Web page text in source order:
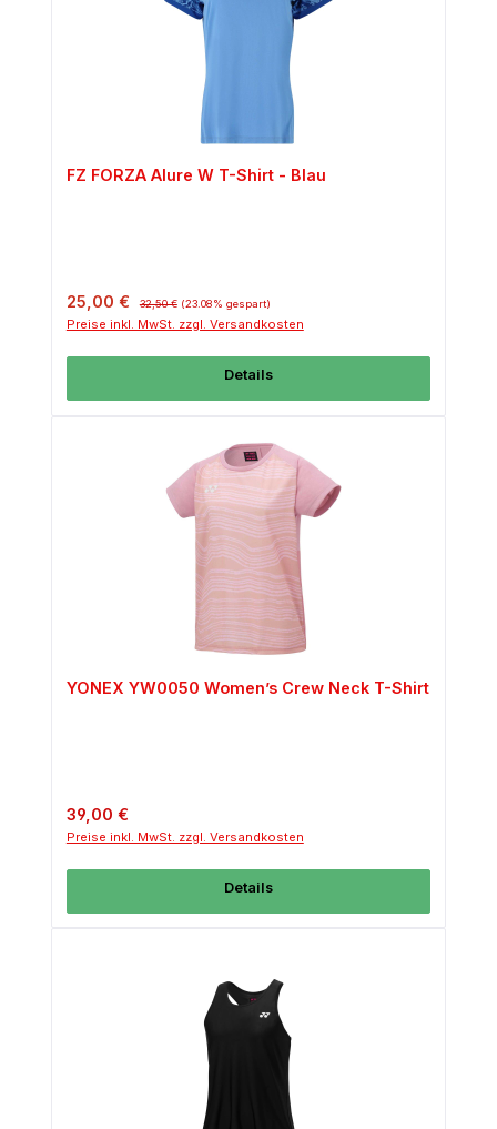
FZ FORZA Alure W T-Shirt - Blau
Verkaufspreis:
25,00 € 32,50 € (23.08% gespart)
Preise inkl. MwSt. zzgl. Versandkosten
Details
YONEX YW0050 Women’s Crew Neck T-Shirt
Regulärer Preis:
39,00 €
Preise inkl. MwSt. zzgl. Versandkosten
Details